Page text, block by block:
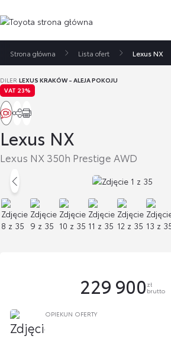
Strona główna Lista ofert Lexus NX
Lexus NX
Lexus NX 350h Prestige AWD
VAT 23%
DILER LEXUS KRAKÓW - ALEJA POKOJU
OPIEKUN OFERTY
229 900 zł
brutto